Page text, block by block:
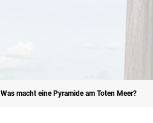
Was macht eine Pyramide am Toten Meer?